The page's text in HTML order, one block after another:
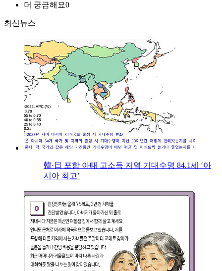
더 궁금해요0
최신뉴스
韓·日 포함 아태 고소득 지역 기대수명 84.1세 ‘아
시아 최고’